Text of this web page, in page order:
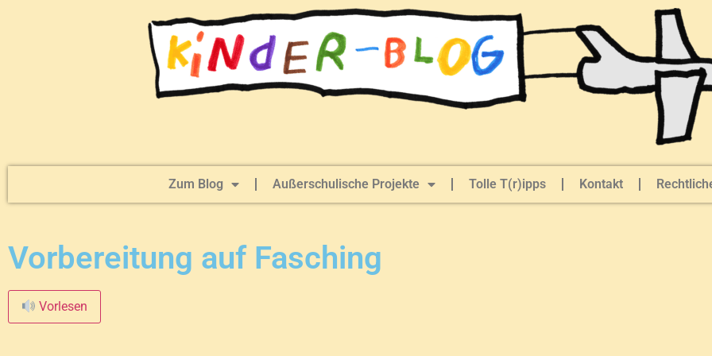
Zum Blog Außerschulische Projekte Tolle T(r)ipps Kontakt
Vorbereitung auf Fasching
Vorlesen